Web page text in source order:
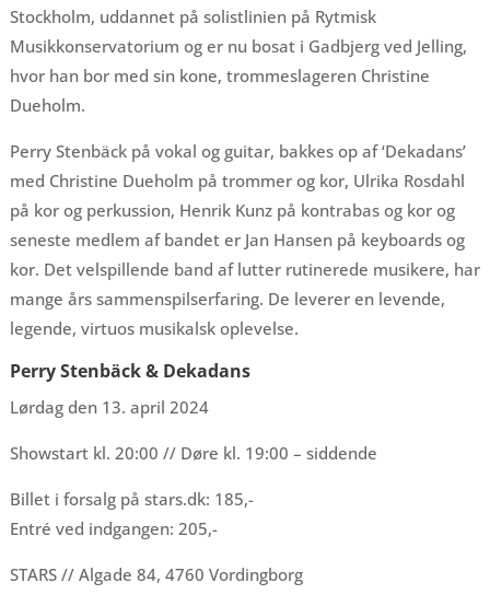
Stockholm, uddannet på solistlinien på Rytmisk
Musikkonservatorium og er nu bosat i Gadbjerg ved Jelling,
hvor han bor med sin kone, trommeslageren Christine
Dueholm.
Perry Stenbäck på vokal og guitar, bakkes op af ‘Dekadans’
med Christine Dueholm på trommer og kor, Ulrika Rosdahl
på kor og perkussion, Henrik Kunz på kontrabas og kor og
seneste medlem af bandet er Jan Hansen på keyboards og
kor. Det velspillende band af lutter rutinerede musikere, har
mange års sammenspilserfaring. De leverer en levende,
legende, virtuos musikalsk oplevelse.
Perry Stenbäck & Dekadans
Lørdag den 13. april 2024
Showstart kl. 20:00 // Døre kl. 19:00 – siddende
Billet i forsalg på stars.dk: 185,-
Entré ved indgangen: 205,-
STARS // Algade 84, 4760 Vordingborg